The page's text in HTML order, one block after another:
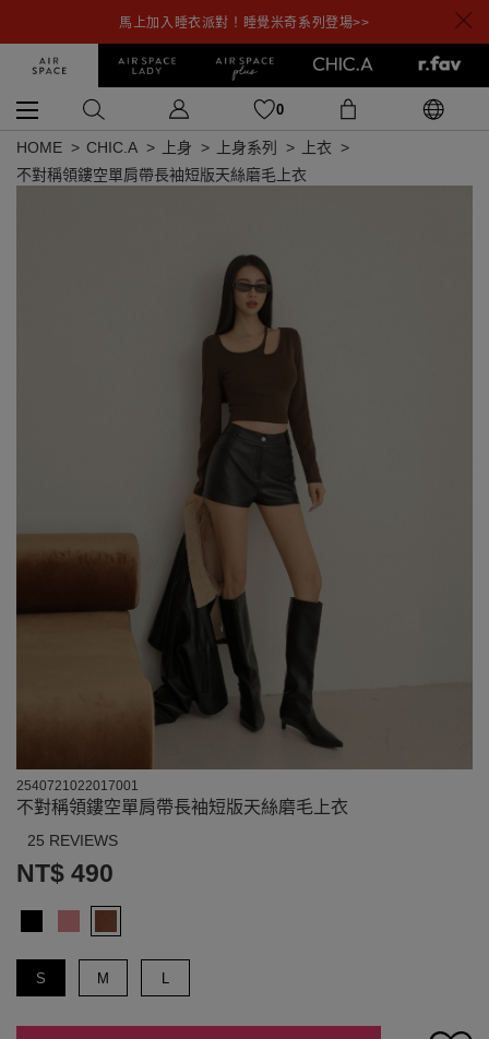
馬上加入睡衣派對！睡覺米奇系列登場>>
0
HOME CHIC.A 上身 上身系列
上衣
不對稱領鏤空單肩帶長袖短版天絲磨毛上衣
2540721022017001
不對稱領鏤空單肩帶長袖短版天絲磨毛上衣
25 REVIEWS
NT$ 490
S M L